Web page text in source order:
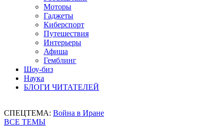
Моторы
Гаджеты
Киберспорт
Путешествия
Интерьеры
Афиша
Гемблинг
Шоу-биз
Наука
БЛОГИ ЧИТАТЕЛЕЙ
СПЕЦТЕМА: Война в Иране
ВСЕ ТЕМЫ